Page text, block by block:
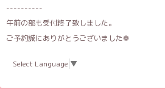
----------
午前の部も受付終了致しました。
ご予約誠にありがとうございました❁
Select Language ▼